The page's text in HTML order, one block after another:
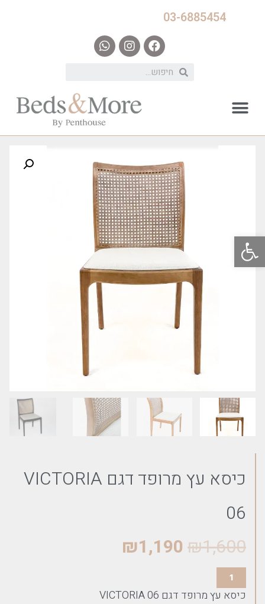
פתח סרגל נגישות
03-6885454
כיסא עץ מרופד דגם VICTORIA
06
₪1,600
₪1,190
כיסא עץ מרופד דגם VICTORIA 06